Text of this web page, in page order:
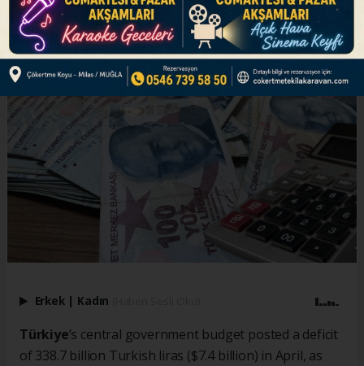
ABONE OL
Erkek | Kadın
Türkiye’s central government budget posted a deficit
of 338.7 billion Turkish liras ($7.4 billion) in April, as